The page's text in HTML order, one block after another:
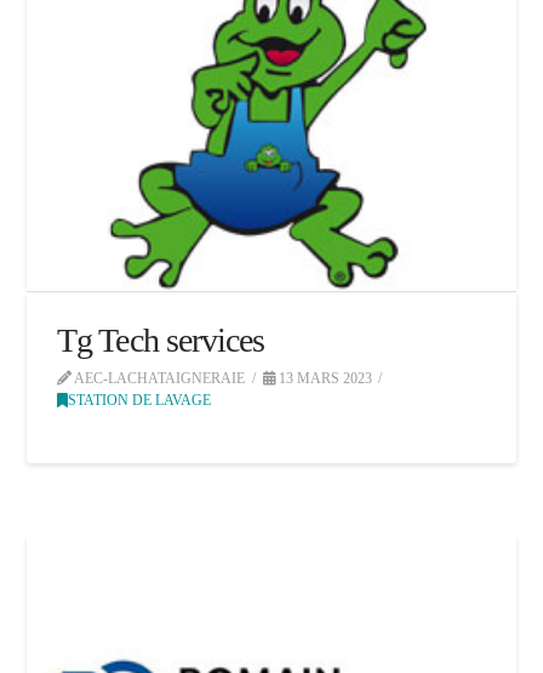
Tg Tech services
AEC-LACHATAIGNERAIE
13 MARS 2023
STATION DE LAVAGE